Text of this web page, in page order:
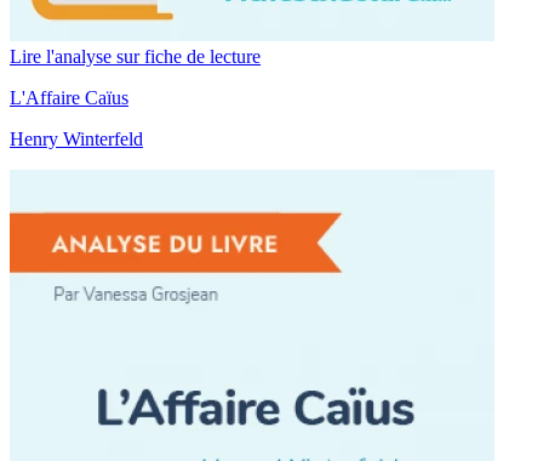
Lire l'analyse sur fiche de lecture
L'Affaire Caïus
Henry Winterfeld